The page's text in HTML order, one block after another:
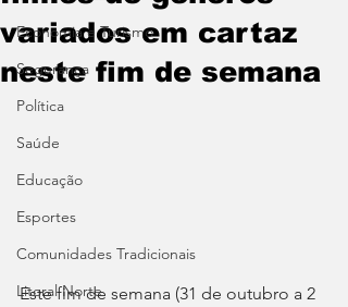
Economia e Turismo
Segurança
Política
Saúde
Educação
Esportes
Comunidades Tradicionais
Litoral Norte
variados em cartaz
neste fim de semana
Este fim de semana (31 de outubro a 2